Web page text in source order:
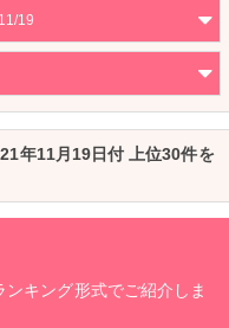
19
年11月19日付 上位30件を
キング形式でご紹介しま